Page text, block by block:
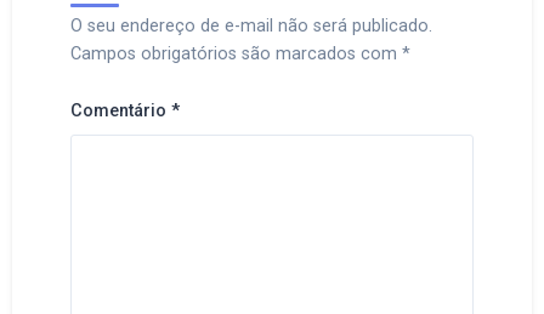
O seu endereço de e-mail não será publicado.
Campos obrigatórios são marcados com *
Comentário *